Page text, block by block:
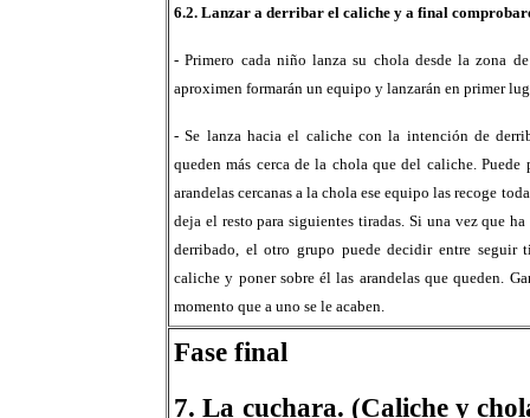
6.2. Lanzar a derribar el caliche y a final
- Primero cada niño lanza su chola desde la zona
aproximen formarán un equipo y lanzarán en primer
- Se lanza hacia el caliche con la intención de
queden más cerca de la chola que del caliche.
arandelas cercanas a la chola ese equipo las recoge
deja el resto para siguientes tiradas. Si una vez que
derribado, el otro grupo puede decidir entre
caliche y poner sobre él las arandelas que queden.
momento que a uno se le acaben.
Fase final
7. La cuchara. (Caliche y